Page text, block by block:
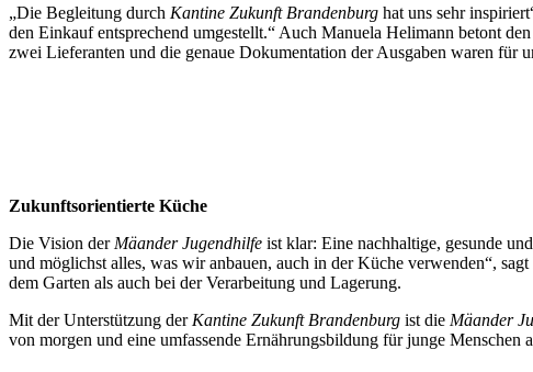
„Die Begleitung durch Kantine Zukunft Brandenburg hat uns sehr
den Einkauf entsprechend umgestellt.“ Auch Manuela Helimann betont
zwei Lieferanten und die genaue Dokumentation der Ausgaben waren für
Zukunftsorientierte Küche
Die Vision der Mäander Jugendhilfe ist klar: Eine nachhaltige, gesunde
und möglichst alles, was wir anbauen, auch in der Küche verwenden“,
dem Garten als auch bei der Verarbeitung und Lagerung.
Mit der Unterstützung der Kantine Zukunft Brandenburg ist die Mäander
von morgen und eine umfassende Ernährungsbildung für junge Menschen